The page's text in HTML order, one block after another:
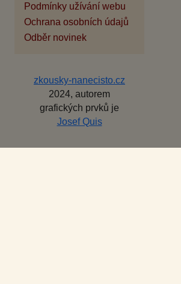
Podmínky užívání webu
Ochrana osobních údajů
Odběr novinek
zkousky-nanecisto.cz
2024, autorem
grafických prvků je
Josef Quis